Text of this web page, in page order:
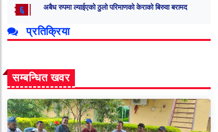
६ अबैध रुपमा ल्याईएको ठुलो परिमाणको केराको बिरुवा बरामद
प्रतिक्रिया
सम्बन्धित खवर